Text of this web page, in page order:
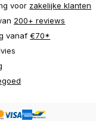
voor zakelijke klanten
200+ reviews
vanaf€70*